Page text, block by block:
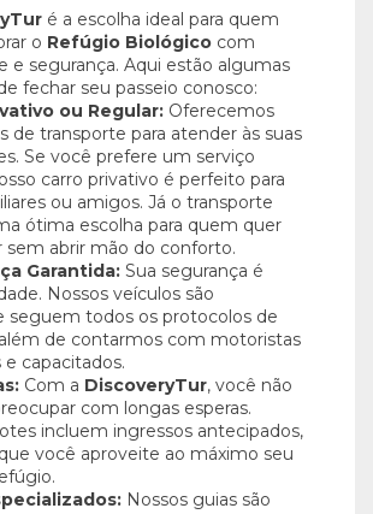
é a escolha ideal para quem
o Refúgio Biológico com
e segurança. Aqui estão algumas
fechar seu passeio conosco:
ou Regular: Oferecemos
de transporte para atender às suas
Se você prefere um serviço
carro privativo é perfeito para
ou amigos. Já o transporte
ótima escolha para quem quer
sem abrir mão do conforto.
Garantida: Sua segurança é
Nossos veículos são
seguem todos os protocolos de
de contarmos com motoristas
capacitados.
Com a DiscoveryTur, você não
com longas esperas.
incluem ingressos antecipados,
você aproveite ao máximo seu
Nossos guias são